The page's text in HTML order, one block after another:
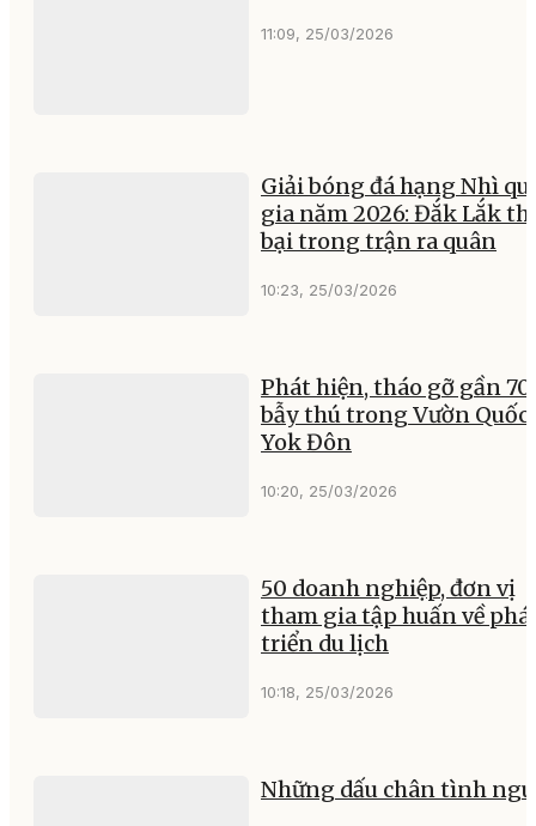
11:09, 25/03/2026
Giải bóng đá hạng Nhì
gia năm 2026: Đắk Lắk
bại trong trận ra quân
10:23, 25/03/2026
Phát hiện, tháo gỡ gần
bẫy thú trong Vườn Quốc
Yok Đôn
10:20, 25/03/2026
50 doanh nghiệp, đơn vị
tham gia tập huấn về
triển du lịch
10:18, 25/03/2026
Những dấu chân tình